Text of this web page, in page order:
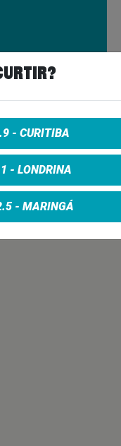
- CURITIBA
- LONDRINA
- MARINGÁ